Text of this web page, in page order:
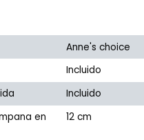
Anne's choice
Incluido
Incluido
en
12 cm